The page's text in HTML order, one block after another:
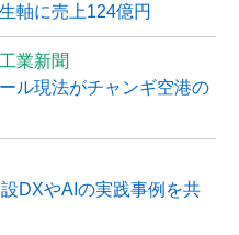
軸に売上124億円
業新聞
ル現法がチャンギ空港の
DXやAIの実践事例を共